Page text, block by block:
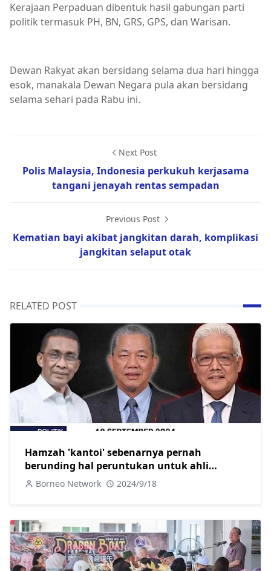
Kerajaan Perpaduan dibentuk hasil gabungan parti
politik termasuk PH, BN, GRS, GPS, dan Warisan.
Dewan Rakyat akan bersidang selama dua hari hingga
esok, manakala Dewan Negara pula akan bersidang
selama sehari pada Rabu ini.
Next Post
Polis Malaysia, Indonesia perkukuh kerjasama
tangani jenayah rentas sempadan
Previous Post
Kematian bayi akibat jangkitan darah, komplikasi
jangkitan selaput otak
RELATED POST
Hamzah 'kantoi' sebenarnya pernah
berunding hal peruntukan untuk ahli
parlimen pembangkang
Borneo Network 2024/9/18